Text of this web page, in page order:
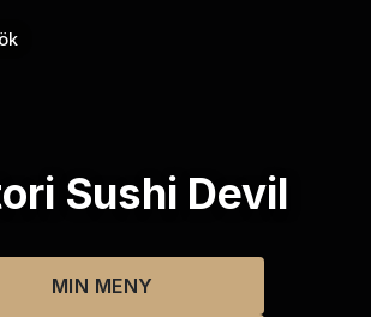
Sushi Devil
MIN MENY